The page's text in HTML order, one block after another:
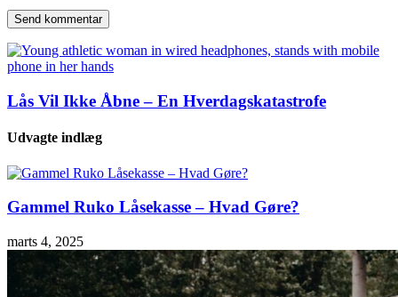
Lås Vil Ikke Åbne – En Hverdagskatastrofe
Udvagte indlæg
Gammel Ruko Låsekasse – Hvad Gøre?
marts 4, 2025